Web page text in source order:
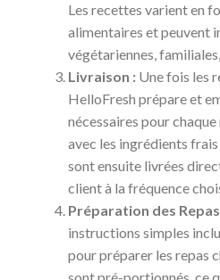
Les recettes varient en
alimentaires et peuvent
végétariennes,
Livraison : Une fois les
HelloFresh prépare et
nécessaires pour
avec les ingrédients
sont ensuite livrées
client à la fréquence
Préparation des
instructions simples
pour préparer les repas